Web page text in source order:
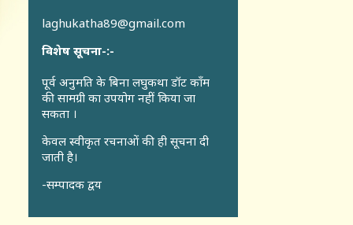
laghukatha89@gmail.com
विशेष सूचना-:-
पूर्व अनुमति के बिना लघुकथा डॉट कॉंम
की सामग्री का उपयोग नहीं किया जा
सकता ।
केवल स्वीकृत रचनाओं की ही सूचना दी
जाती है।
-सम्पादक द्वय